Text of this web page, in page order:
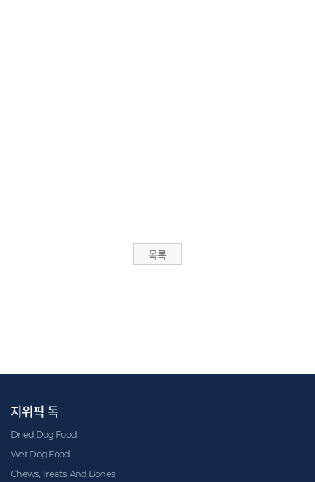
지위픽 독
Dried Dog Food
Wet Dog Food
Chews, Treats, And Bones